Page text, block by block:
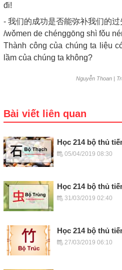
đi!
- 我们的成功是否能弥补我们的过
/wǒmen de chénggōng shì fǒu
Thành công của chúng ta liệu
lầm của chúng ta không?
Nguyễn Thoan |
Bài viết liên quan
Học 214 bộ thủ
05/04/2019 08:30
Học 214 bộ thủ
31/03/2019 02:40
Học 214 bộ thủ
27/03/2019 06:10